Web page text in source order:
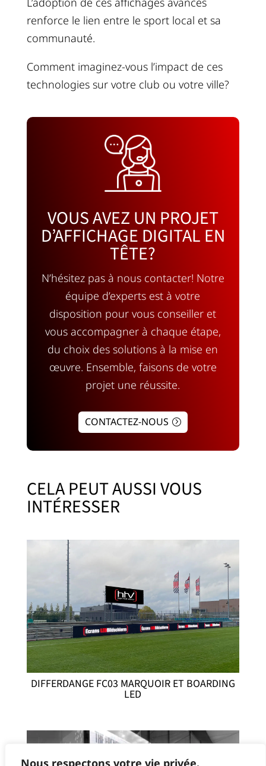
Nous respectons votre vie privée.
renforce le lien entre le sport local et sa
communauté.
Comment imaginez-vous l’impact de ces
technologies sur votre club ou votre ville?
VOUS AVEZ UN PROJET
D’AFFICHAGE DIGITAL EN
TÊTE?
N’hésitez pas à nous contacter! Notre
équipe d’experts est à votre
disposition pour vous conseiller et
vous accompagner à chaque étape,
du choix des solutions à la mise en
œuvre. Ensemble, faisons de votre
projet une réussite.
CONTACTEZ-NOUS
CELA PEUT AUSSI VOUS
INTÉRESSER
DIFFERDANGE FC03 MARQUOIR ET BOARDING
LED